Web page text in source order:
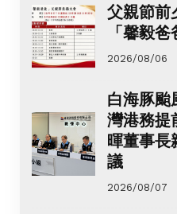
父親節前
「馨毅
2026/08/06
白海豚颱
灣港務提
暉董事長
議
2026/08/07